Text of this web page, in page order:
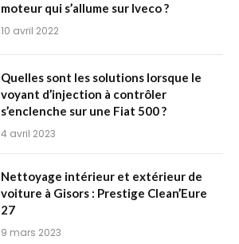
moteur qui s’allume sur Iveco ?
10 avril 2022
Quelles sont les solutions lorsque le
voyant d’injection à contrôler
s’enclenche sur une Fiat 500 ?
4 avril 2023
Nettoyage intérieur et extérieur de
voiture à Gisors : Prestige Clean’Eure
27
9 mars 2023